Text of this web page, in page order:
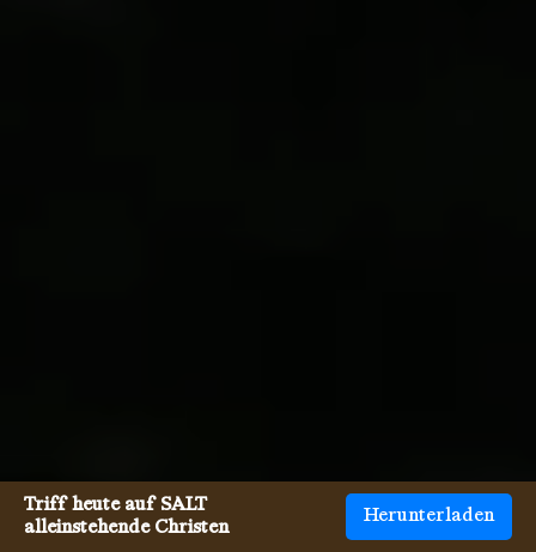
Triff heute auf SALT
alleinstehende Christen
Herunterladen